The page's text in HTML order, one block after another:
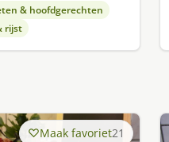
& hoofdgerechten
rijst
Maak favoriet21